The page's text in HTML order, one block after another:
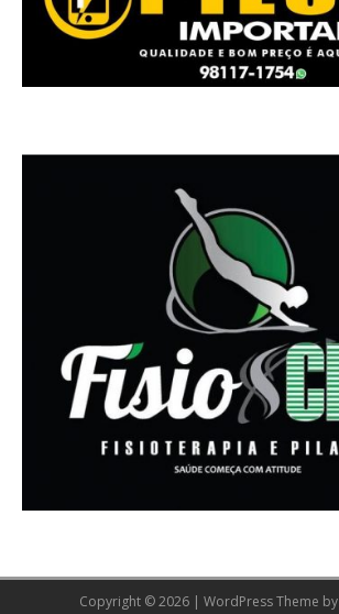
Copyright © 2026 | WordPress Theme by